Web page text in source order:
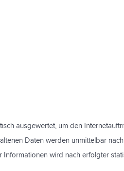
ausgewertet, um den
Daten werden unmittelbar
wird nach erfolgter